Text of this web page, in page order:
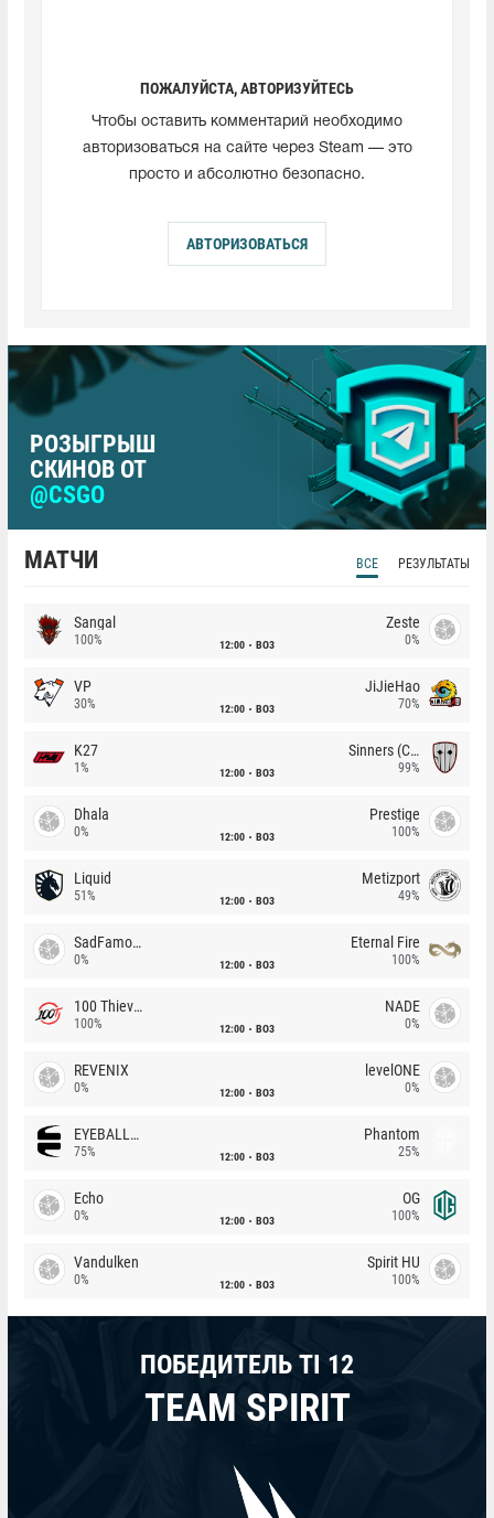
ПОЖАЛУЙСТА, АВТОРИЗУЙТЕСЬ
Чтобы оставить комментарий необходимо
авторизоваться на сайте через Steam — это
просто и абсолютно безопасно.
АВТОРИЗОВАТЬСЯ
РОЗЫГРЫШ
СКИНОВ ОТ
@CSGO
МАТЧИ ВСЕ РЕЗУЛЬТАТЫ
Sangal
100% 12:00 BO3
Zeste
0%
VP
30% 12:00 BO3
JiJieHao
70%
K27
1% 12:00 BO3
Sinners (CZ)
99%
Dhala
0% 12:00 BO3
Prestige
100%
Liquid
51% 12:00 BO3
Metizport
49%
SadFamous
0% 12:00 BO3
Eternal Fire
100%
100 Thieves
100% 12:00 BO3
NADE
0%
REVENIX
0% 12:00 BO3
levelONE
0%
EYEBALLERS
75% 12:00 BO3
Phantom
25%
Echo
0% 12:00 BO3
OG
100%
Vandulken
0% 12:00 BO3
Spirit HU
100%
ПОБЕДИТЕЛЬ TI 12
TEAM SPIRIT